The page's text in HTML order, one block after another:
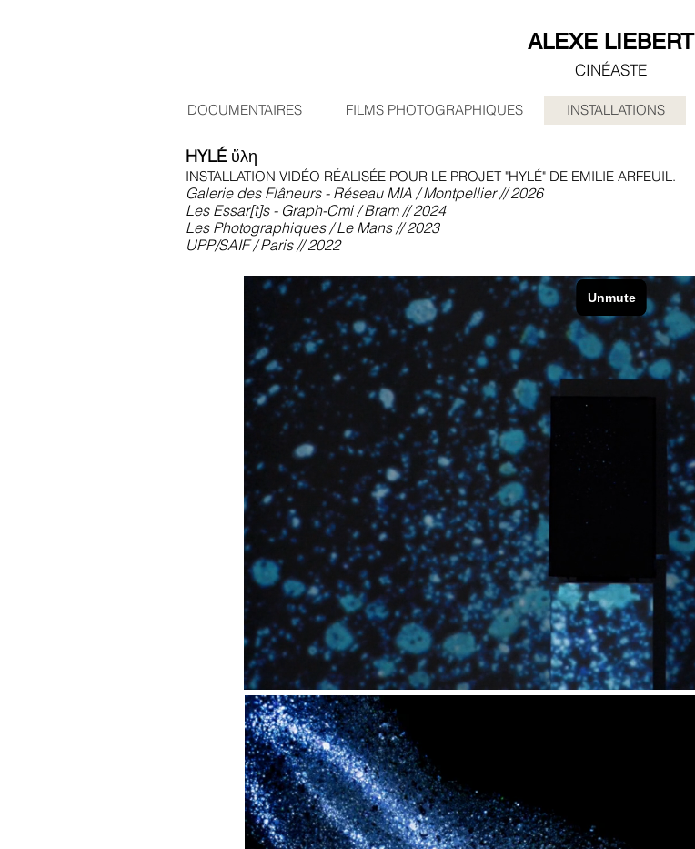
ALEXE LIEBERT
CINÉASTE
DOCUMENTAIRES FILMS PHOTOGRAPHIQUES INSTALLATIONS
HYLÉ ὕλη
INSTALLATION VIDÉO RÉALISÉE POUR LE PROJET "HYLÉ" DE EMILIE ARFEUIL.
Galerie des Flâneurs - Réseau MIA / Montpellier // 2026
Les Essar[t]s - Graph-Cmi / Bram // 2024
Les Photographiques/ Le Mans // 2023
UPP/SAIF / Paris // 2022